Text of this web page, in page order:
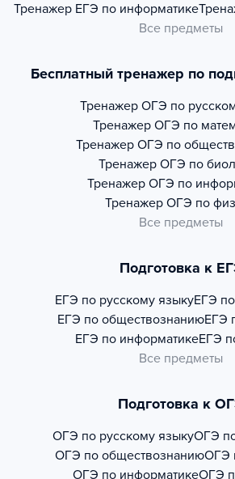
Тренажер ЕГЭ по информатике
Все предметы
Бесплатный тренажер по
Тренажер ОГЭ по
Тренажер ОГЭ по
Тренажер ОГЭ по
Тренажер ОГЭ по
Тренажер ОГЭ по
Тренажер ОГЭ по
Все предметы
Подготовка к
ЕГЭ по русскому языкуЕГЭ
ЕГЭ по обществознаниюЕГЭ
ЕГЭ по информатикеЕГЭ
Все предметы
Подготовка к
ОГЭ по русскому языкуОГЭ
ОГЭ по обществознаниюОГЭ
ОГЭ по информатикеОГЭ